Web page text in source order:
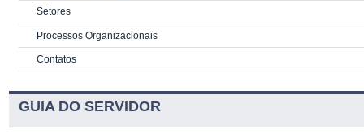
Setores
Processos Organizacionais
Contatos
GUIA DO SERVIDOR